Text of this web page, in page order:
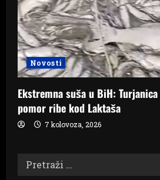
Novosti
Ekstremna suša u BiH:
pomor ribe kod Laktaša
7 kolovoza, 2026
Pretraži: